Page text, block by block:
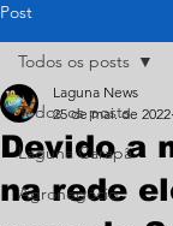
Post
Todos os posts
Laguna Carapã
Agronegócio
Todos os posts
Devido a
na rede
Laguna News
25 de mai. de 2022